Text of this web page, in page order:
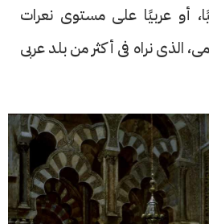
أو عربيًا على مستوى نعرات
الذى نراه فى أكثر من بلد عربى